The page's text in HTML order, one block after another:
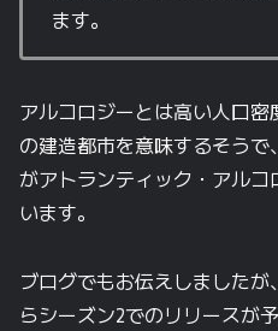
ます。
アルコロジーとは高い人口
の建造都市を意味するそう
がアトランティック・アル
います。
ブログでもお伝えしました
らシーズン2でのリリースが